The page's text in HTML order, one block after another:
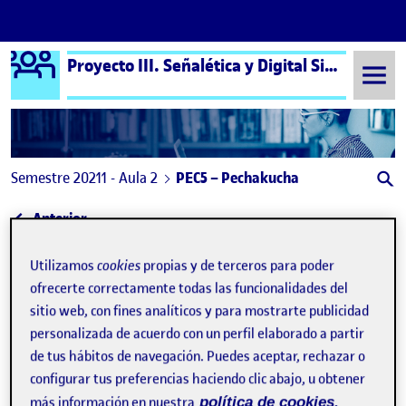
Saltar al contenido
Logo Ágora Proyecto III. Señalética y Digital Signage aula 2
Semestre 20211 - Aula 2 PEC5 – Pechakucha
Navegación de entradas
Anterior: PEC 5 – Pechakucha – Storm King Art Center
Publicado porPEC5 – Pechakucha
Publicado por
Fernando Lorenzo Rafols
Visibilidad:
Pública -Fecha de publicación
7 Ene 202213 enero, 2022 9:05 am
-comentarioen PEC5 – Pechakucha
Hola a todos,
Utilizamoscookies propias y de terceros para poder
ofrecerte correctamente todas las funcionalidades del
sitio web, con fines analíticos y para mostrarte publicidad
personalizada de acuerdo con un perfil elaborado a partir
de tus hábitos de navegación. Puedes aceptar, rechazar o
configurar tus preferencias haciendo clic abajo, u obtener
política de cookies.